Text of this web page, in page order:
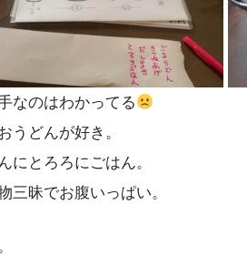
なのはわかってる
うどんが好き。
にとろろにごはん。
三昧でお腹いっぱい。